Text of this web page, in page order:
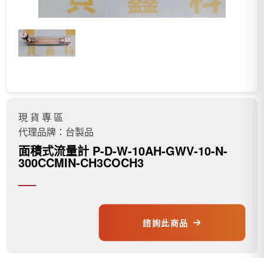
現 貨 專 區
代理品牌：台製品
面積式流量計 P-D-W-10AH-GWV-10-N-
300CCMIN-CH3COCH3
諮詢此商品